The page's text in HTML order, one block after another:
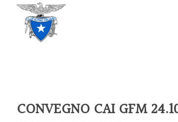
CONVEGNO CAI GFM